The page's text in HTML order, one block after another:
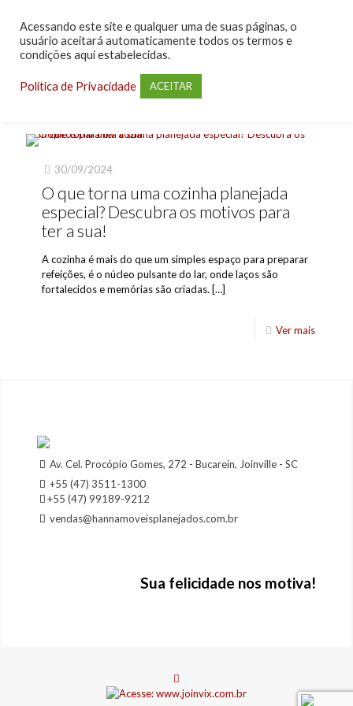
30/09/2024
O que torna uma cozinha planejada
especial? Descubra os motivos para
ter a sua!
A cozinha é mais do que um simples espaço para preparar
refeições, é o núcleo pulsante do lar, onde laços são
fortalecidos e memórias são criadas. […]
Ver mais
Av. Cel. Procópio Gomes, 272 - Bucarein, Joinville - SC
+55 (47) 3511-1300
+55 (47) 99189-9212
vendas@hannamoveisplanejados.com.br
Sua felicidade nos motiva!
Acessando este site e qualquer uma de suas páginas, o
usuário aceitará automaticamente todos os termos e
condições aqui estabelecidas.
Política de Privacidade ACEITAR